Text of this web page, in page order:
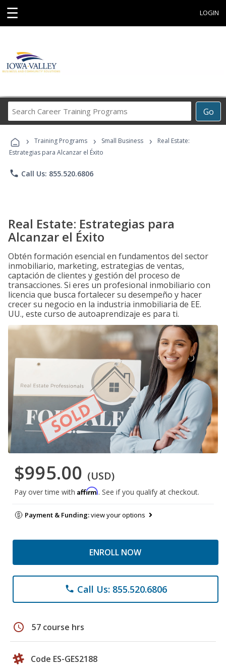
☰ LOGIN
Go
Career
Programs
› Training Programs › Small Business ›
Real Estate:
Estrategias para Alcanzar el Éxito
phone Call Us: 855.520.6806
Real Estate: Estrategias para
Alcanzar el Éxito
Obtén formación esencial en fundamentos del sector
inmobiliario, marketing, estrategias de ventas,
captación de clientes y gestión del proceso de
transacciones. Si eres un profesional inmobiliario con
licencia que busca fortalecer su desempeño y hacer
crecer su negocio en la industria inmobiliaria de EE.
UU., este curso de autoaprendizaje es para ti.
$995.00 (USD)
Pay over time with Affirm. See if you qualify at checkout.
Payment & Funding:view your options
ENROLL NOW
phone Call Us: 855.520.6806
schedule 57 course hrs
Code ES-GES2188